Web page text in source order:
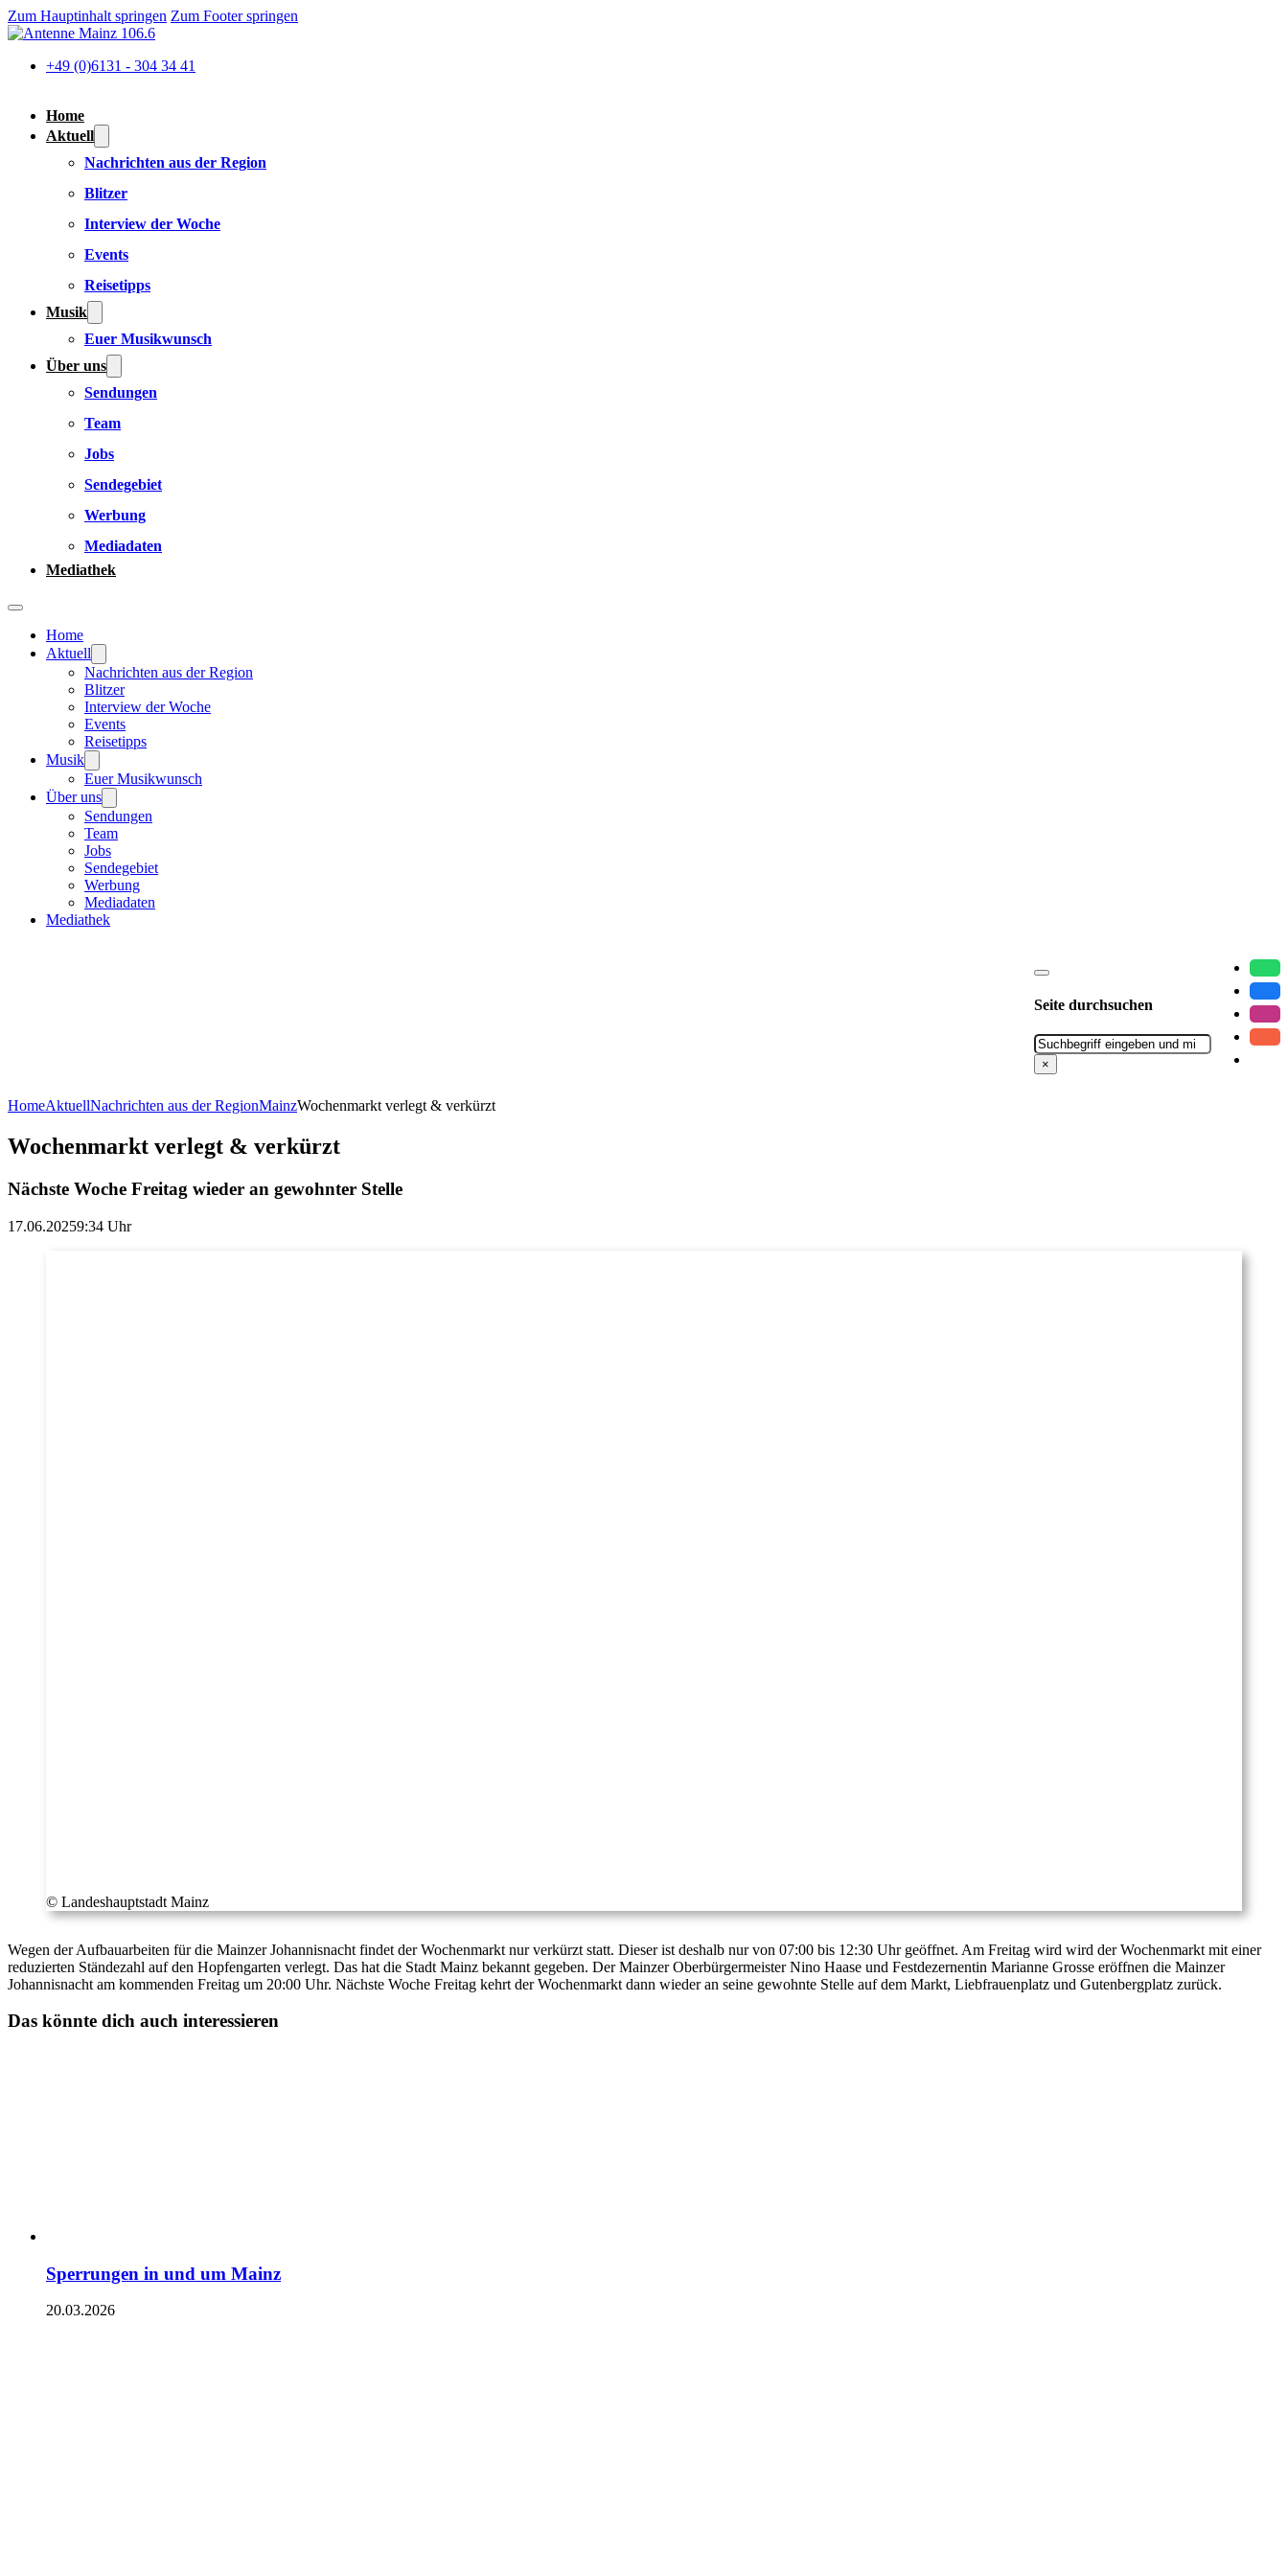
Zum Hauptinhalt springen Zum Footer springen
+49 (0)6131 - 304 34 41
Home
Aktuell
Nachrichten aus der Region
Blitzer
Interview der Woche
Events
Reisetipps
Musik
Euer Musikwunsch
Über uns
Sendungen
Team
Jobs
Sendegebiet
Werbung
Mediadaten
Mediathek
Home
Aktuell
Nachrichten aus der Region
Blitzer
Interview der Woche
Events
Reisetipps
Musik
Euer Musikwunsch
Über uns
Sendungen
Team
Jobs
Sendegebiet
Werbung
Mediadaten
Mediathek
Seite durchsuchen
Suchen
×
HomeAktuellNachrichten aus der RegionMainzWochenmarkt verlegt & verkürzt
Wochenmarkt verlegt & verkürzt
Nächste Woche Freitag wieder an gewohnter Stelle
17.06.20259:34 Uhr
© Landeshauptstadt Mainz
Wegen der Aufbauarbeiten für die Mainzer Johannisnacht findet der Wochenmarkt nur verkürzt statt. Dieser ist deshalb nur von 07:00 bis 12:30 Uhr geöffnet. Am Freitag wird wird der Wochenmarkt mit einer
reduzierten Ständezahl auf den Hopfengarten verlegt. Das hat die Stadt Mainz bekannt gegeben. Der Mainzer Oberbürgermeister Nino Haase und Festdezernentin Marianne Grosse eröffnen die Mainzer
Johannisnacht am kommenden Freitag um 20:00 Uhr. Nächste Woche Freitag kehrt der Wochenmarkt dann wieder an seine gewohnte Stelle auf dem Markt, Liebfrauenplatz und Gutenbergplatz zurück.
Das könnte dich auch interessieren
Sperrungen in und um Mainz
20.03.2026